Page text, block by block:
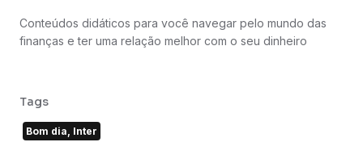
Conteúdos didáticos para você navegar pelo mundo das
finanças e ter uma relação melhor com o seu dinheiro
Tags
Bom dia, Inter